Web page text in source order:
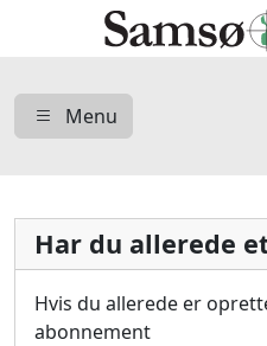
Menu
Har du allerede
Hvis du allerede er
abonnement